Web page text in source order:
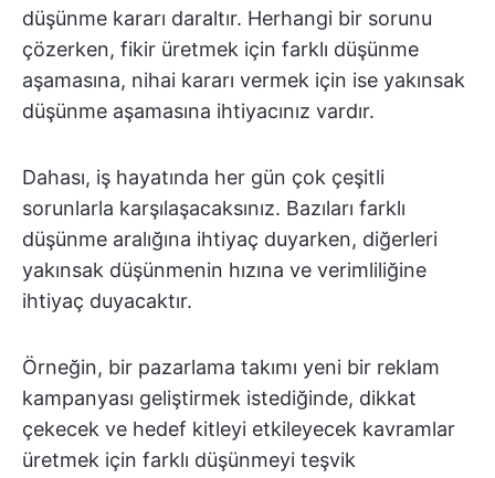
düşünme kararı daraltır. Herhangi bir sorunu
çözerken, fikir üretmek için farklı düşünme
aşamasına, nihai kararı vermek için ise yakınsak
düşünme aşamasına ihtiyacınız vardır.
Dahası, iş hayatında her gün çok çeşitli
sorunlarla karşılaşacaksınız. Bazıları farklı
düşünme aralığına ihtiyaç duyarken, diğerleri
yakınsak düşünmenin hızına ve verimliliğine
ihtiyaç duyacaktır.
Örneğin, bir pazarlama takımı yeni bir reklam
kampanyası geliştirmek istediğinde, dikkat
çekecek ve hedef kitleyi etkileyecek kavramlar
üretmek için farklı düşünmeyi teşvik